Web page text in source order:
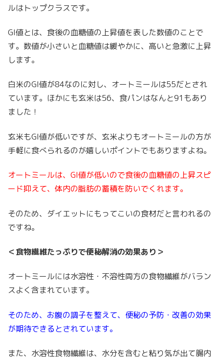
ルはトップクラスです。
GI値とは、食後の血糖値の上昇値を表した数値のことで
す。数値が小さいと血糖値は緩やかに、高いと急激に上昇
します。
白米のGI値が84なのに対し、オートミールは55だとされ
ています。ほかにも玄米は56、食パンはなんと91もあり
ました！
玄米もGI値が低いですが、玄米よりもオートミールの方が
手軽に食べられるのが嬉しいポイントでもありますよね。
オートミールは、GI値が低いので食後の血糖値の上昇スピ
ード抑えて、体内の脂肪の蓄積を防いでくれます。
そのため、ダイエットにもってこいの食材だと言われるの
ですね。
＜食物繊維たっぷりで便秘解消の効果あり＞
オートミールには水溶性・不溶性両方の食物繊維がバラン
スよく含まれています。
そのため、お腹の調子を整えて、便秘の予防・改善の効果
が期待できるとされています。
また、水溶性食物繊維は、水分を含むと粘り気が出て腸内